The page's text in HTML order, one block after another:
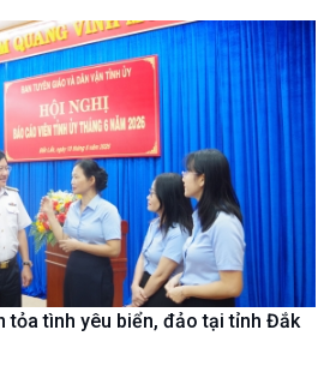
Góc nhìn VOV1
tỏa tình yêu biển, đảo tại tỉnh Đắk